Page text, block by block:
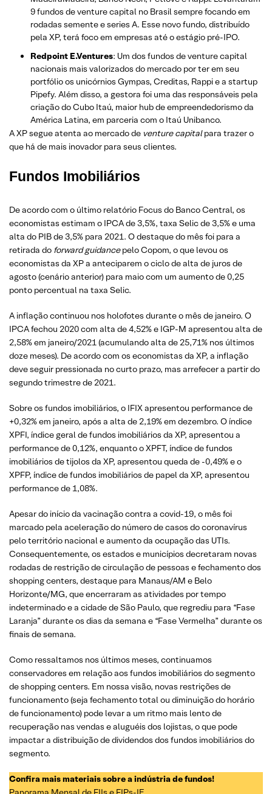
9 fundos de venture capital no Brasil sempre focando em
rodadas semente e series A. Esse novo fundo, distribuído
pela XP, terá foco em empresas até o estágio pré-IPO.
Redpoint E.Ventures: Um dos fundos de venture capital
nacionais mais valorizados do mercado por ter em seu
portfólio os unicórnios Gympas, Creditas, Rappi e a startup
Pipefy. Além disso, a gestora foi uma das responsáveis pela
criação do Cubo Itaú, maior hub de empreendedorismo da
América Latina, em parceria com o Itaú Unibanco.
A XP segue atenta ao mercado de venture capitalpara trazer o
que há de mais inovador para seus clientes.
Fundos Imobiliários
De acordo com o último relatório Focus do Banco Central, os
economistas estimam o IPCA de 3,5%, taxa Selic de 3,5% e uma
alta do PIB de 3,5% para 2021. O destaque do mês foi para a
retirada do forward guidancepelo Copom, o que levou os
economistas da XP a anteciparem o ciclo de alta de juros de
agosto (cenário anterior) para maio com um aumento de 0,25
ponto percentual na taxa Selic.
A inflação continuou nos holofotes durante o mês de janeiro. O
IPCA fechou 2020 com alta de 4,52% e IGP-M apresentou alta de
2,58% em janeiro/2021 (acumulando alta de 25,71% nos últimos
doze meses). De acordo com os economistas da XP, a inflação
deve seguir pressionada no curto prazo, mas arrefecer a partir do
segundo trimestre de 2021.
Sobre os fundos imobiliários, o IFIX apresentou performance de
+0,32% em janeiro, após a alta de 2,19% em dezembro. O índice
XPFI, índice geral de fundos imobiliários da XP, apresentou a
performance de 0,12%, enquanto o XPFT, índice de fundos
imobiliários de tijolos da XP, apresentou queda de -0,49% e o
XPFP, índice de fundos imobiliários de papel da XP, apresentou
performance de 1,08%.
Apesar do início da vacinação contra a covid-19, o mês foi
marcado pela aceleração do número de casos do coronavírus
pelo território nacional e aumento da ocupação das UTIs.
Consequentemente, os estados e municípios decretaram novas
rodadas de restrição de circulação de pessoas e fechamento dos
shopping centers, destaque para Manaus/AM e Belo
Horizonte/MG, que encerraram as atividades por tempo
indeterminado e a cidade de São Paulo, que regrediu para “Fase
Laranja” durante os dias da semana e “Fase Vermelha” durante os
finais de semana.
Como ressaltamos nos últimos meses, continuamos
conservadores em relação aos fundos imobiliários do segmento
de shopping centers. Em nossa visão, novas restrições de
funcionamento (seja fechamento total ou diminuição do horário
de funcionamento) pode levar a um ritmo mais lento de
recuperação nas vendas e aluguéis dos lojistas, o que pode
impactar a distribuição de dividendos dos fundos imobiliários do
segmento.
Confira mais materiais sobre a indústria de fundos!